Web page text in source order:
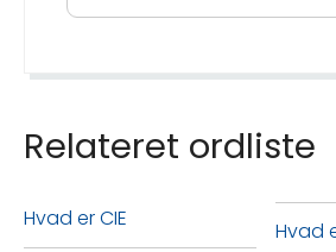
konventionelle lamper. I
Relateret ordliste
Hvad er CIE Hvad